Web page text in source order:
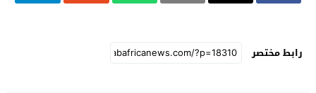
رابط مختصر